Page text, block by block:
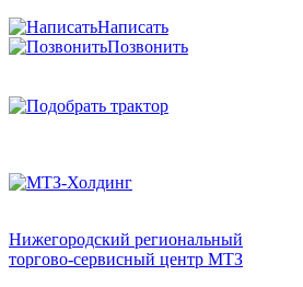
Написать
Позвонить
Нижегородский региональный
торгово-сервисный центр МТЗ